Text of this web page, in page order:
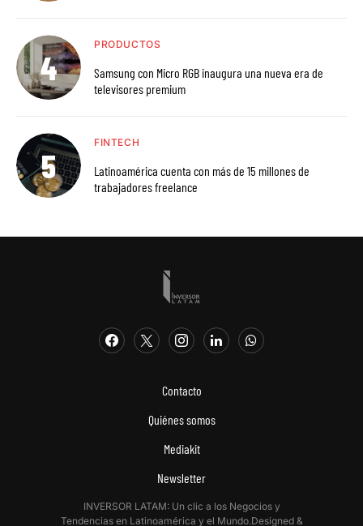
PRODUCTOS
Samsung con Micro RGB inaugura una nueva era de
televisores premium
FINTECH
Latinoamérica cuenta con más de 15 millones de
trabajadores freelance
Contacto
Quiénes somos
Mediakit
Newsletter
INVERSOR LATAM: Un clic a los Negocios y
Tendencias en Latinoamérica y el Mundo.Designed &